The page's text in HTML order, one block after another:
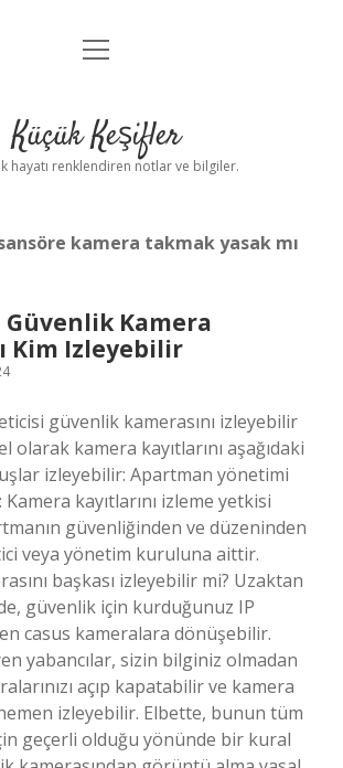
Anasayfa
Yasal Uyarı
menüyü
Küçük Keşifler
hayatı renklendiren notlar ve bilgiler.
kamera takmak yasak mı
Kamera
Kim Izleyebilir
güvenlik kamerasını izleyebilir
olarak kamera kayıtlarını aşağıdaki
izleyebilir: Apartman yönetimi
kayıtlarını izleme yetkisi
güvenliğinden ve düzeninden
veya yönetim kuruluna aittir.
başkası izleyebilir mi? Uzaktan
güvenlik için kurduğunuz IP
casus kameralara dönüşebilir.
yabancılar, sizin bilginiz olmadan
açıp kapatabilir ve kamera
izleyebilir. Elbette, bunun tüm
geçerli olduğu yönünde bir kural